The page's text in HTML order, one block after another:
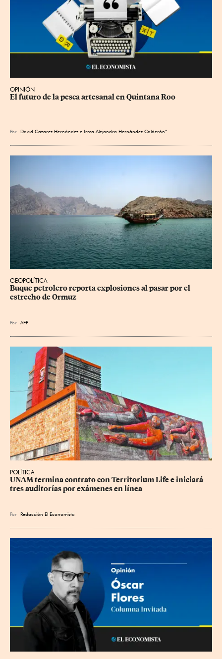
OPINIÓN
El futuro de la pesca artesanal en Quintana Roo
Por David Cazarez Hernández e Irma Alejandra Hernández Calderón*
GEOPOLÍTICA
Buque petrolero reporta explosiones al pasar por el
estrecho de Ormuz
Por AFP
POLÍTICA
UNAM termina contrato con Territorium Life e iniciará
tres auditorías por exámenes en línea
Por Redacción El Economista